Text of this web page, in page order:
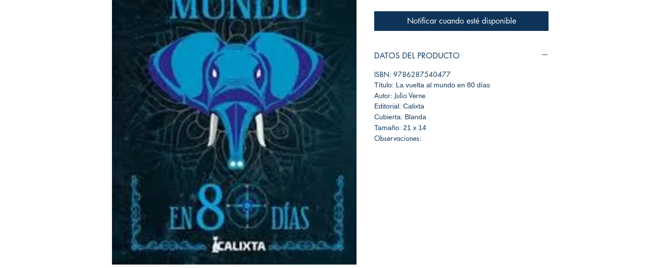
Notificar cuando esté disponible
DATOS DEL PRODUCTO
ISBN: 9786287540477
Título: La vuelta al mundo en 80 días
Autor: Julio Verne
Editorial: Calixta
Cubierta: Blanda
Tamaño: 21 x 14
Observaciones: